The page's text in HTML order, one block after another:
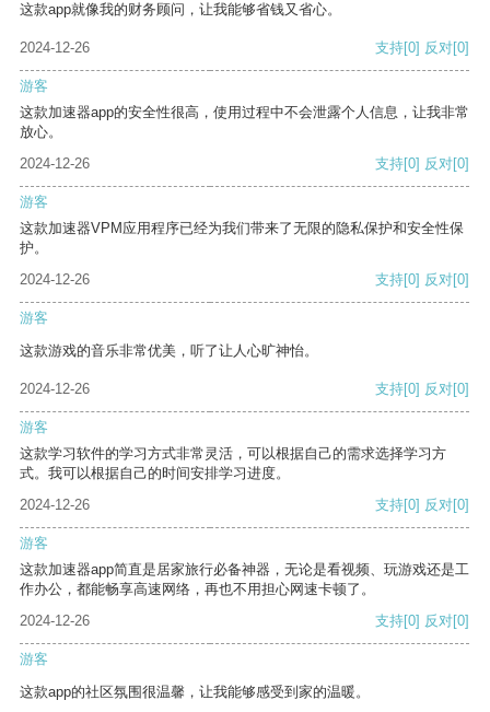
这款app就像我的财务顾问，让我能够省钱又省心。
2024-12-26 支持[0] 反对[0]
游客
这款加速器app的安全性很高，使用过程中不会泄露个人信息，让我非常
放心。
2024-12-26
支持[0] 反对[0]
游客
这款加速器VPM应用程序已经为我们带来了无限的隐私保护和安全性保
护。
2024-12-26
支持[0] 反对[0]
游客
这款游戏的音乐非常优美，听了让人心旷神怡。
2024-12-26 支持[0] 反对[0]
游客
这款学习软件的学习方式非常灵活，可以根据自己的需求选择学习方
式。我可以根据自己的时间安排学习进度。
2024-12-26
支持[0] 反对[0]
游客
这款加速器app简直是居家旅行必备神器，无论是看视频、玩游戏还是工
作办公，都能畅享高速网络，再也不用担心网速卡顿了。
2024-12-26
支持[0] 反对[0]
游客
这款app的社区氛围很温馨，让我能够感受到家的温暖。